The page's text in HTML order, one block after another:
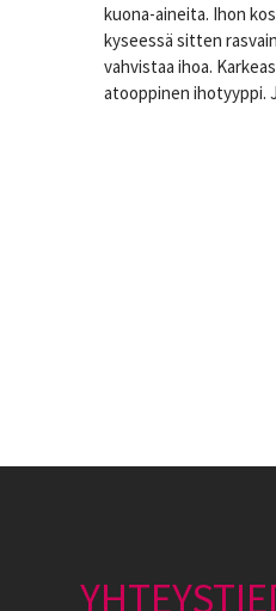
kuona-aineita. Ihon
kyseessä sitten
vahvistaa ihoa.
atooppinen ihotyyppi.